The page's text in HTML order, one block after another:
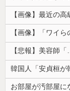
【画像】最近の
【画像】「ワイら
【悲報】美容師
お部屋が汚部屋に